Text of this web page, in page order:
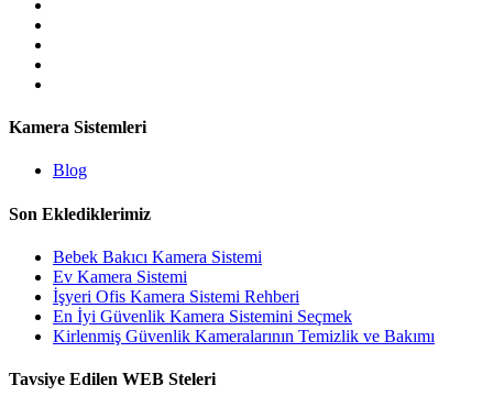
Kamera Sistemleri
Blog
Son Eklediklerimiz
Bebek Bakıcı Kamera Sistemi
Ev Kamera Sistemi
İşyeri Ofis Kamera Sistemi Rehberi
En İyi Güvenlik Kamera Sistemini Seçmek
Kirlenmiş Güvenlik Kameralarının Temizlik ve Bakımı
Tavsiye Edilen WEB Steleri